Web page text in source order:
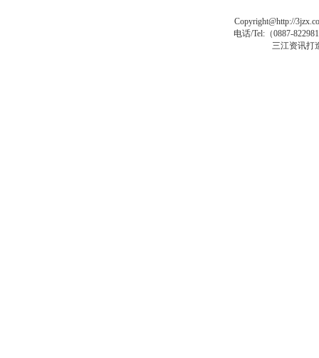
Copyright@http://
电话/Tel:（0887-
三江资讯打